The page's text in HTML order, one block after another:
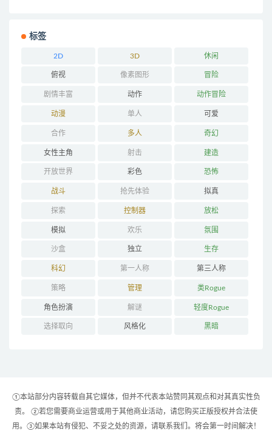
标签
2D 3D 休闲
俯视 像素图形 冒险
剧情丰富 动作 动作冒险
动漫 单人 可爱
合作 多人 奇幻
女性主角 射击 建造
开放世界 彩色 恐怖
战斗 抢先体验 拟真
探索 控制器 放松
模拟 欢乐 氛围
沙盒 独立 生存
科幻 第一人称 第三人称
策略 管理 类Rogue
角色扮演 解谜 轻度Rogue
选择取向 风格化 黑暗
①本站部分内容转载自其它媒体，但并不代表本站赞同其观点和对其真实性负
责。 ②若您需要商业运营或用于其他商业活动，请您购买正版授权并合法使
用。③如果本站有侵犯、不妥之处的资源，请联系我们。将会第一时间解决！